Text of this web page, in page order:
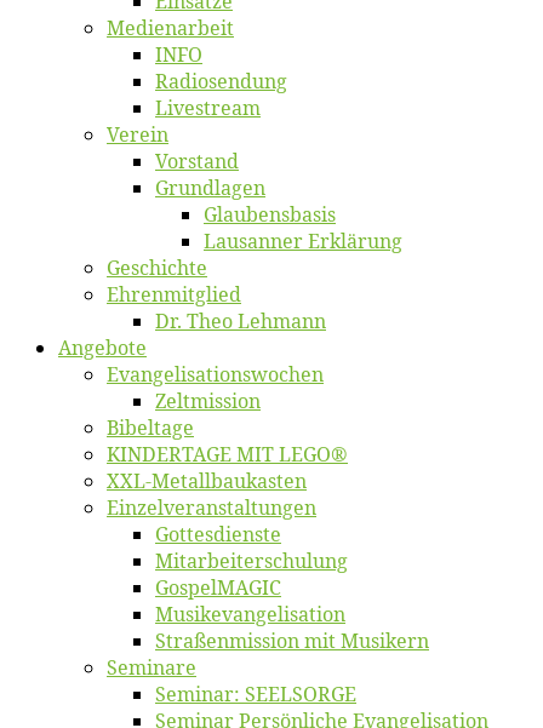
Me­di­en­ar­beit
INFO
Ra­dio­sen­dung
Live­stream
Ver­ein
Vor­stand
Grund­la­gen
Glaubens­ba­sis
Lausan­ner Erklärung
Ge­schich­te
Eh­ren­mit­glied
Dr. Theo Lehmann
An­ge­bo­te
Evangelisa­tions­wo­chen
Zelt­mis­si­on
Bi­bel­ta­ge
KINDERTAGE MIT LEGO®
XXL-Me­­tal­l­­bau­­kas­­ten
Einzelver­an­stal­tungen
Got­tes­diens­te
Mitarbeiter­schulung
Gos­pel­MA­GIC
Musikevan­ge­li­sa­tion
Straßenmis­sion mit Musikern
Se­mi­na­re
Se­mi­nar: SEELSORGE
Se­mi­nar Per­sön­li­che Evangelisation